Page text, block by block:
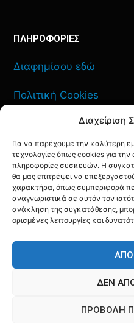
Διαχείριση
Για να παρέχουμε την καλύτερη
τεχνολογίες όπως cookies για
πληροφορίες συσκευών. Η
θα μας επιτρέψει να
χαρακτήρα, όπως συμπεριφορά
αναγνωριστικά σε αυτόν τον
ανάκληση της συγκατάθεσης,
ορισμένες λειτουργίες και
ΔΕΝ
ΠΡΟΒΟΛΉ
ΠΛΗΡΟΦΟΡΙΕΣ
Διαφημίσου εδώ
Πολιτική Cookies
Πολιτική Απορρήτου
ΕΠΙΚΟΙΝΩΝΙΑ